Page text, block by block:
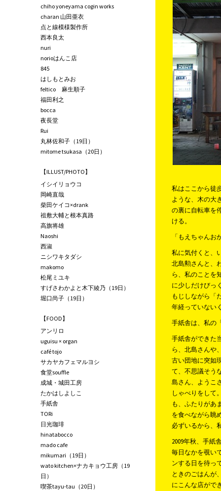
私はここから徒
ような、木の大
の裏に自転車を
ける。
「もえちゃんお
私に気付くと、
北島勲さんと、
ら、私のことを
に少しだけびっ
もじしながら「
年経っていない
手紙舎は、私の
手紙舎ができた
ら、北島さんや
古い団地に突如
て、不思議そう
島さん、ようこ
しゃべりをして
も、ふたりがあ
を食べながら眺
必ずいるから、
2009年秋、手紙
毎日なかを覗い
ンする日を待っ
ときのごはんが
にこんな店がで
chiho yoneyama cogin works
charan 山田亜衣
点と線模様製作所
西本良太
nuri
norioはんこ店
845
はしもとみお
feltico 麻生順子
福田利之
bocca
夜長堂
Rui
丸林佐和子（19日）
mitome tsukasa（20日）
【ILLUST/PHOTO】
イシイリョウコ
岡崎直哉
柴田ケイコ×drank
祖敷大輔と根本真路
高旗将雄
Naoshi
西淑
ニシワキタダシ
makomo
松尾ミユキ
すげさわかよと木下綾乃（19日）
堀口尚子（19日）
【FOOD】
アンリロ
uguisu × organ
café tojo
サカヤカフェマルヨシ
食堂souffle
成城・城田工房
たかはしよしこ
手紙舎
TORi
日光珈琲
hinatabocco
mado cafe
mikumari（19日）
wato kitchen×ナカキョウ工房（19
日）
喫茶tayu-tau（20日）